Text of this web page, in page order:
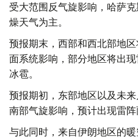
受大范围反气旋影响，哈萨
燥天气为主。
预报期末，西部和西北部地
面系统影响，部分地区将出
冰雹。
预报期初，东部地区以及未
南部气旋影响，预计出现雷阵
与此同时，来自伊朗地区的